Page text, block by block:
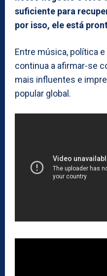
suficiente para
por isso, ele está
Entre música, política
continua a afirmar-se
mais influentes e
popular global.